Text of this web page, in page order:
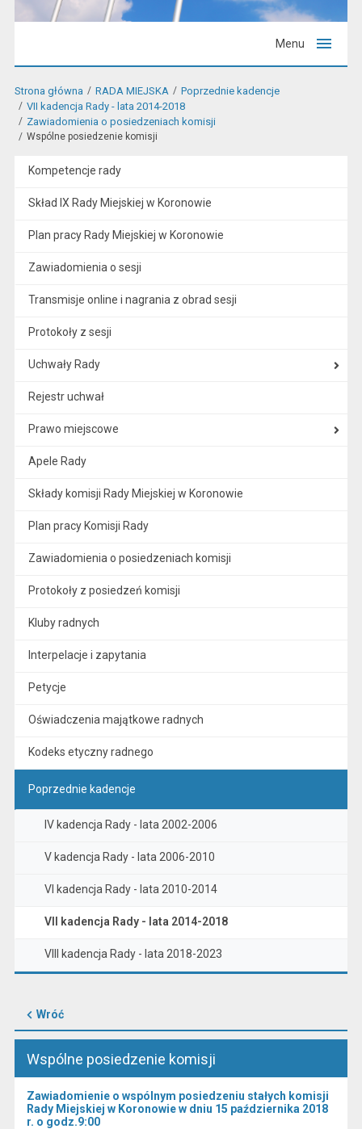
Menu
Strona główna RADA MIEJSKA
Poprzednie kadencje
VII kadencja Rady - lata 2014-2018
Zawiadomienia o posiedzeniach komisji
Wspólne posiedzenie komisji
Kompetencje rady
Skład IX Rady Miejskiej w Koronowie
Plan pracy Rady Miejskiej w Koronowie
Zawiadomienia o sesji
Transmisje online i nagrania z obrad sesji
Protokoły z sesji
Uchwały Rady
Rejestr uchwał
Prawo miejscowe
Apele Rady
Składy komisji Rady Miejskiej w Koronowie
Plan pracy Komisji Rady
Zawiadomienia o posiedzeniach komisji
Protokoły z posiedzeń komisji
Kluby radnych
Interpelacje i zapytania
Petycje
Oświadczenia majątkowe radnych
Kodeks etyczny radnego
Poprzednie kadencje
IV kadencja Rady - lata 2002-2006
V kadencja Rady - lata 2006-2010
VI kadencja Rady - lata 2010-2014
VII kadencja Rady - lata 2014-2018
VIII kadencja Rady - lata 2018-2023
Wróć
Wspólne posiedzenie komisji
Zawiadomienie o wspólnym posiedzeniu stałych komisji
Rady Miejskiej w Koronowie w dniu 15 października 2018
r. o godz.9:00